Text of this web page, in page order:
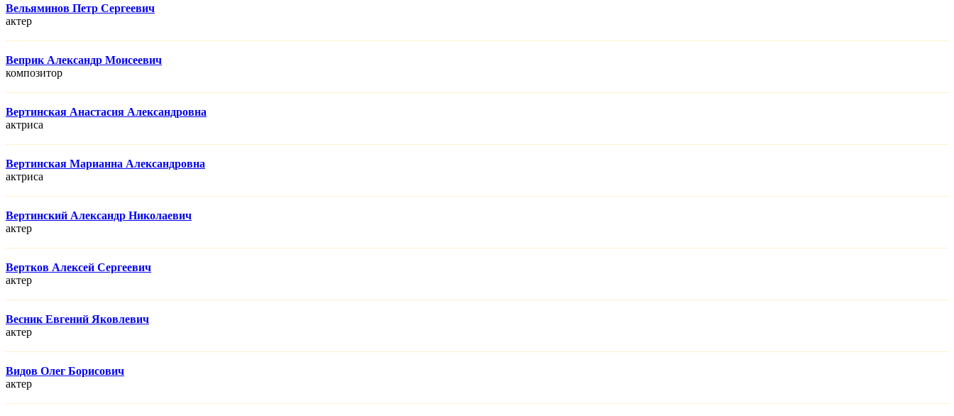
Вельяминов Петр Сергеевич
актер
Веприк Александр Моисеевич
композитор
Вертинская Анастасия Александровна
актриса
Вертинская Марианна Александровна
актриса
Вертинский Александр Николаевич
актер
Вертков Алексей Сергеевич
актер
Весник Евгений Яковлевич
актер
Видов Олег Борисович
актер